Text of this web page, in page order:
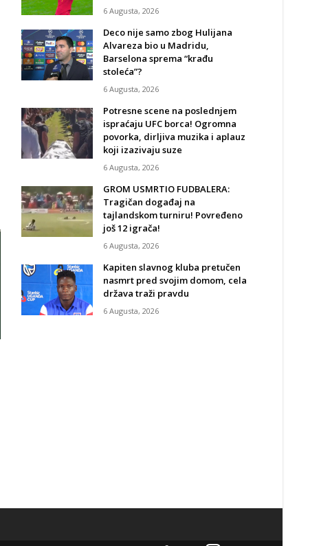
6 Augusta, 2026
Deco nije samo zbog Hulijana
Alvareza bio u Madridu,
Barselona sprema “krađu
stoleća”?
6 Augusta, 2026
Potresne scene na poslednjem
ispraćaju UFC borca! Ogromna
povorka, dirljiva muzika i aplauz
koji izazivaju suze
6 Augusta, 2026
GROM USMRTIO FUDBALERA:
Tragičan događaj na
tajlandskom turniru! Povređeno
još 12 igrača!
6 Augusta, 2026
Kapiten slavnog kluba pretučen
nasmrt pred svojim domom, cela
država traži pravdu
6 Augusta, 2026